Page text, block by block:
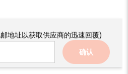
地址以获取供应商的迅速回覆)
确认